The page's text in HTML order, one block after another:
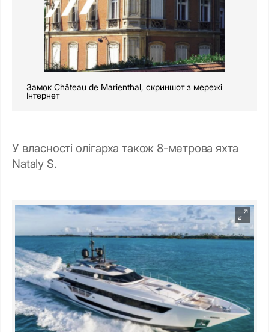
Замок Château de Marienthal, скриншот з мережі
Інтернет
У власності олігарха також 8-метрова яхта
Nataly S.